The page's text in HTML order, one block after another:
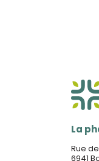
La
Rue
6941